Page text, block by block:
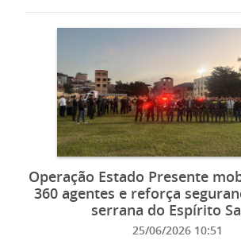
Operação Estado Presente
360 agentes e reforça
serrana do Espírito
25/06/2026 10:51